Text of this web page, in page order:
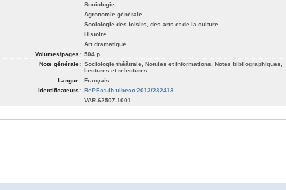
Sociologie
Agronomie générale
Sociologie des loisirs, des arts et de la culture
Histoire
Art dramatique
Volumes/pages: 504 p.
Note générale: Sociologie théâtrale, Notules et informations, Notes bibliographiques,
Lectures et relectures.
Langue: Français
Identificateurs: RePEc:ulb:ulbeco:2013/232413
VAR-62507-1001